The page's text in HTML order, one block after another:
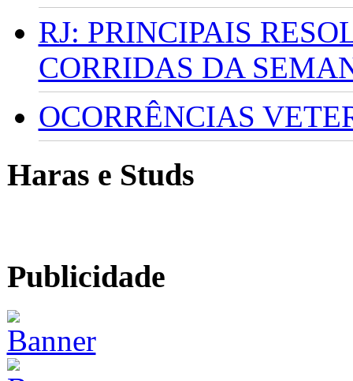
RJ: PRINCIPAIS
CORRIDAS DA
OCORRÊNCIAS
Haras e Studs
Publicidade